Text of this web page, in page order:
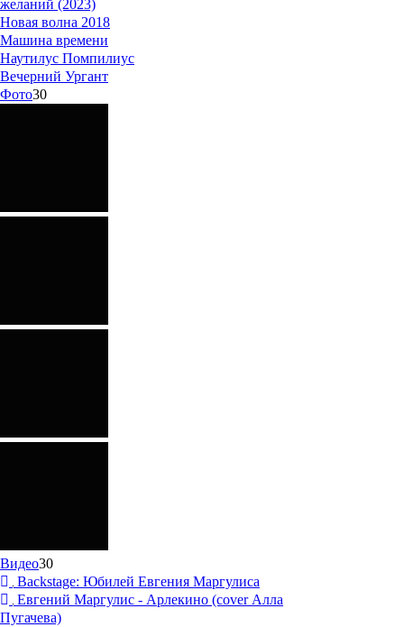
желаний (2023)
Новая волна 2018
Машина времени
Наутилус Помпилиус
Вечерний Ургант
Фото30
Видео30
Backstage: Юбилей Евгения Маргулиса
Евгений Маргулис - Арлекино (cover Алла
Пугачева)